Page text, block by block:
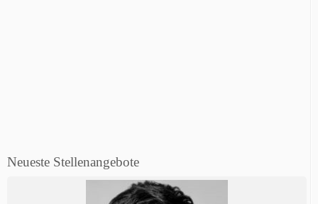
Neueste Stellenangebote